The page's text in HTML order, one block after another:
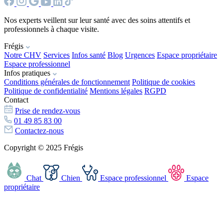
Nos experts veillent sur leur santé avec des soins attentifs et
professionnels à chaque visite.
Frégis
Notre CHV Services Infos santé Blog Urgences Espace propriétaire
Espace professionnel
Infos pratiques
Conditions générales de fonctionnement Politique de cookies
Politique de confidentialité Mentions légales RGPD
Contact
Prise de rendez-vous
01 49 85 83 00
Contactez-nous
Copyright © 2025 Frégis
Chat Chien Espace professionnel
Espace
propriétaire